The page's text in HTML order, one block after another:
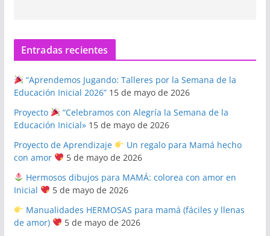
Entradas recientes
“Aprendemos Jugando: Talleres por la Semana de la
Educación Inicial 2026” 15 de mayo de 2026
Proyecto
“Celebramos con Alegría la Semana de la
Educación Inicial» 15 de mayo de 2026
Proyecto de Aprendizaje
Un regalo para Mamá hecho
con amor
5 de mayo de 2026
Hermosos dibujos para MAMÁ: colorea con amor en
Inicial
5 de mayo de 2026
Manualidades HERMOSAS para mamá (fáciles y llenas
de amor)
5 de mayo de 2026